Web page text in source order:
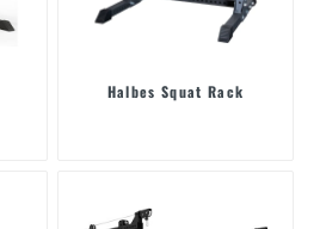
Halbes Squat Rack